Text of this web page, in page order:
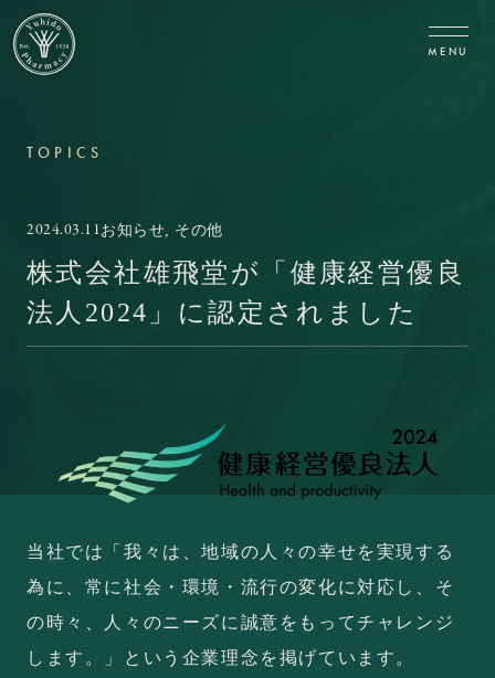
CLOSE
MENU
TOPICS
2024.03.11 お知らせ, その他
株式会社雄飛堂が「健康経営優良
法人2024」に認定されました
当社では「我々は、地域の人々の幸せを実現する
為に、常に社会・環境・流行の変化に対応し、そ
の時々、人々のニーズに誠意をもってチャレンジ
します。」という企業理念を掲げています。